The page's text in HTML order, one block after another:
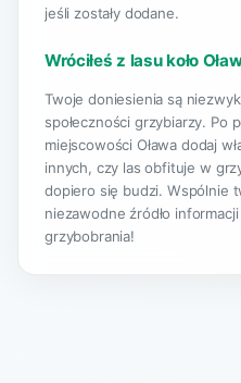
jeśli zostały dodane.
Wróciłeś z lasu koło
Twoje doniesienia są
społeczności grzybiarzy. Po
miejscowości Oława dodaj
innych, czy las obfituje w
dopiero się budzi. Wspólnie
niezawodne źródło
grzybobrania!